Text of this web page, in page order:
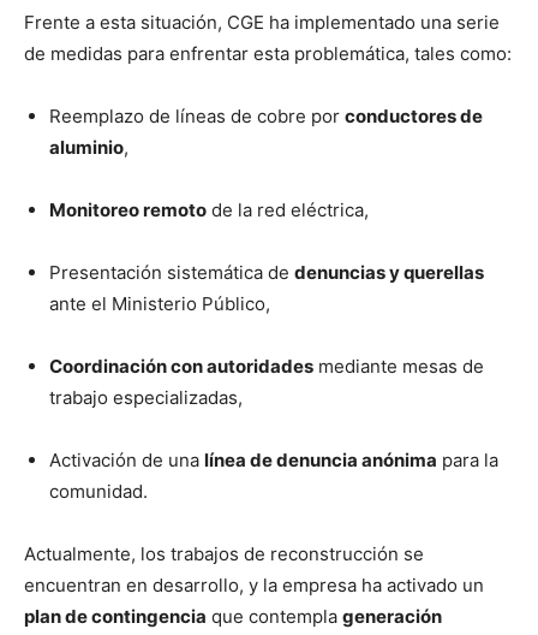
Frente a esta situación, CGE ha implementado una serie
de medidas para enfrentar esta problemática, tales como:
Reemplazo de líneas de cobre por conductores de
aluminio,
Monitoreo remoto de la red eléctrica,
Presentación sistemática de denuncias y querellas
ante el Ministerio Público,
Coordinación con autoridades mediante mesas de
trabajo especializadas,
Activación de una línea de denuncia anónima para la
comunidad.
Actualmente, los trabajos de reconstrucción se
encuentran en desarrollo, y la empresa ha activado un
plan de contingencia que contempla generación